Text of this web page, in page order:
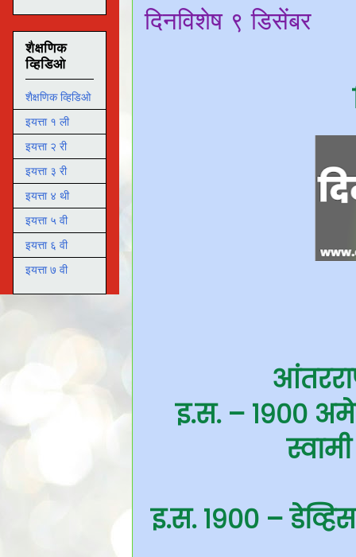
दिनविशेष ९ डिसेंबर
इ.स. – १९००
इ.स. १९०० –
शैक्षणिक
व्हिडिओ
शैक्षणिक व्हिडिओ
इयत्ता १ ली
इयत्ता २ री
इयत्ता ३ री
इयत्ता ४ थी
इयत्ता ५ वी
इयत्ता ६ वी
इयत्ता ७ वी